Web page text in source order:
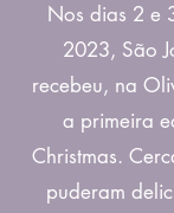
Nos dias 2 e
2023, São
recebeu, na
a primeira
Christmas.
puderam